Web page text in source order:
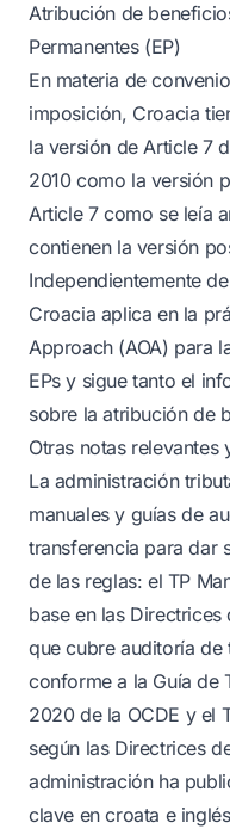
Atribución de
Permanentes (EP)
En materia de
imposición, Croacia
la versión de Article 7
2010 como la versión
Article 7 como se leía
contienen la versión
Independientemente
Croacia aplica en la
Approach (AOA) para
EPs y sigue tanto el
sobre la atribución de
Otras notas relevantes
La administración
manuales y guías de
transferencia para dar
de las reglas: el TP
base en las Directrices
que cubre auditoría de
conforme a la Guía de
2020 de la OCDE y el
según las Directrices
administración ha
clave en croata e